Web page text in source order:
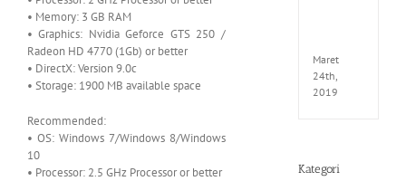
• Memory: 3 GB RAM
• Graphics: Nvidia Geforce GTS 250 /
Radeon HD 4770 (1Gb) or better
• DirectX: Version 9.0c
• Storage: 1900 MB available space
Recommended:
• OS: Windows 7/Windows 8/Windows
10
• Processor: 2.5 GHz Processor or better
Maret
24th,
2019
Kategori